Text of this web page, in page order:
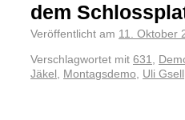
dem
Veröffentlicht am 11. Oktober
Verschlagwortet mit 631,
Jäkel , Montagsdemo, Uli Gsell